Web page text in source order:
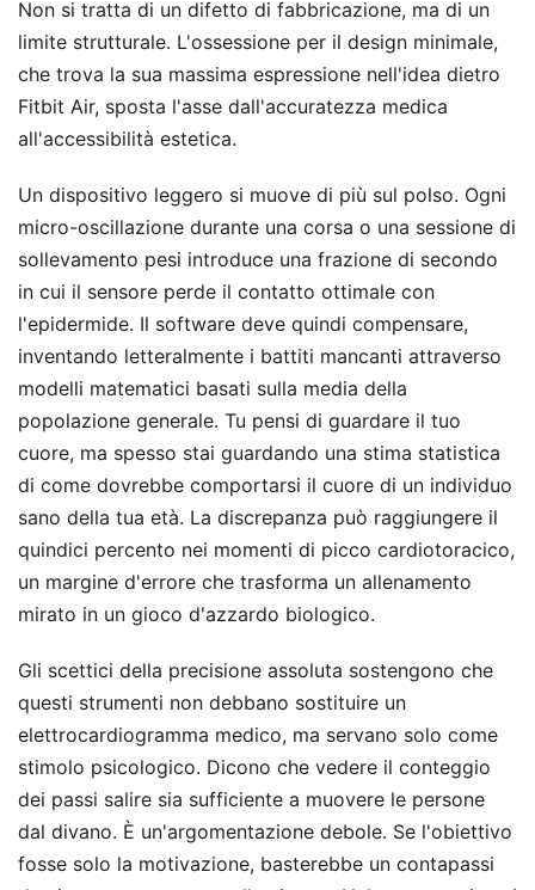
Non si tratta di un difetto di fabbricazione, ma di un
limite strutturale. L'ossessione per il design minimale,
che trova la sua massima espressione nell'idea dietro
Fitbit Air, sposta l'asse dall'accuratezza medica
all'accessibilità estetica.
Un dispositivo leggero si muove di più sul polso. Ogni
micro-oscillazione durante una corsa o una sessione di
sollevamento pesi introduce una frazione di secondo
in cui il sensore perde il contatto ottimale con
l'epidermide. Il software deve quindi compensare,
inventando letteralmente i battiti mancanti attraverso
modelli matematici basati sulla media della
popolazione generale. Tu pensi di guardare il tuo
cuore, ma spesso stai guardando una stima statistica
di come dovrebbe comportarsi il cuore di un individuo
sano della tua età. La discrepanza può raggiungere il
quindici percento nei momenti di picco cardiotoracico,
un margine d'errore che trasforma un allenamento
mirato in un gioco d'azzardo biologico.
Gli scettici della precisione assoluta sostengono che
questi strumenti non debbano sostituire un
elettrocardiogramma medico, ma servano solo come
stimolo psicologico. Dicono che vedere il conteggio
dei passi salire sia sufficiente a muovere le persone
dal divano. È un'argomentazione debole. Se l'obiettivo
fosse solo la motivazione, basterebbe un contapassi